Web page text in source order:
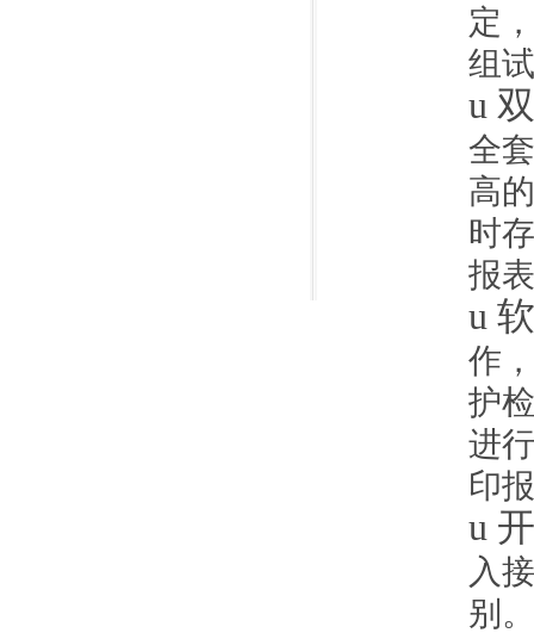
定
组
u
全
高
时
报
u
作
护
进
印
u
入
别